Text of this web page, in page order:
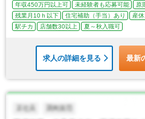
年収450万円以上可 未経験者も応募可能
原
残業月10ｈ以下
住宅補助（手当）あり 産
駅チカ
店舗数30以上 夏～秋入職可
求人の詳細を見る 最新